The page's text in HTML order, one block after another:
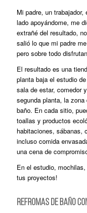
Mi padre, un
lado apoyándome, me
extrañé del resultado,
salió lo que mi padre
pero sobre todo
El resultado es una
planta baja el estudio
sala de estar, comedor
segunda planta, la
baño. En cada sitio,
toallas y productos
habitaciones, sábanas,
incluso comida
una cena de
En el estudio,
tus proyectos!
REFROMAS DE BAÑO